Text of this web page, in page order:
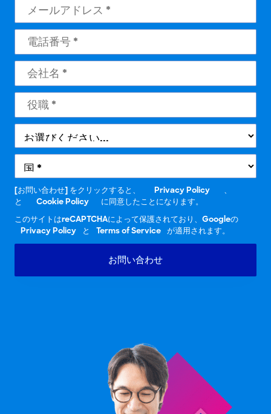
[お問い合わせ] をクリックすると、 Privacy Policy
、
と
Cookie Policy
に同意したことになります。
このサイトはreCAPTCHAによって保護されており、Googleの
Privacy Policy
と Terms of Service が適用されます。
お問い合わせ